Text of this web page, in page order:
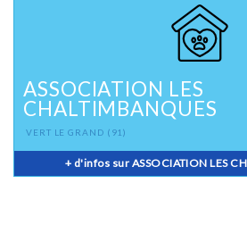
ASSOCIATION LES
CHALTIMBANQUES
VERT LE GRAND (91)
+ d'infos sur ASSOCIATION LES